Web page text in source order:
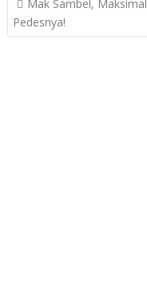
navigation
Mak Sambel, Maksimal
Pedesnya!